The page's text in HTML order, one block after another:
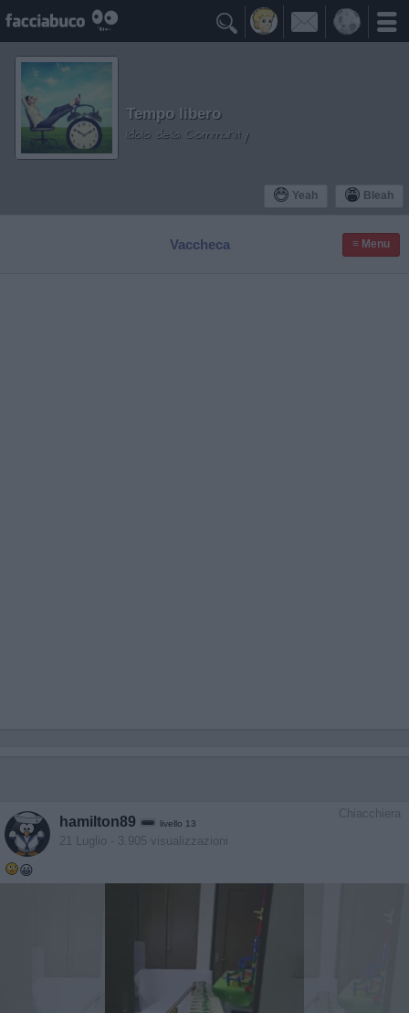

Yeah Bleah
Tempo libero
Idolo della Community
Vaccheca ≡ Menu
Chiacchiera
hamilton89 livello 13
21 Luglio - 3.905 visualizzazioni
😀